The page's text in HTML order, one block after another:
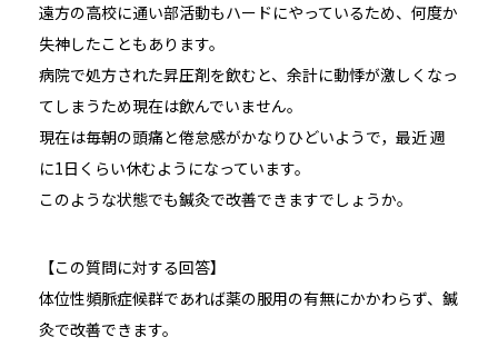
遠方の高校に通い部活動もハードにやっているため、何度か
失神したこともあります。
病院で処方された昇圧剤を飲むと、余計に動悸が激しくなっ
てしまうため現在は飲んでいません。
現在は毎朝の頭痛と倦怠感がかなりひどいようで，最近 週
に1日くらい休むようになっています。
このような状態でも鍼灸で改善できますでしょうか。
【この質問に対する回答】
体位性頻脈症候群であれば薬の服用の有無にかかわらず、鍼
灸で改善できます。